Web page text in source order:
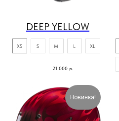
DEEP YELLOW
21 000 р.
XS S M L XL
Новинка!